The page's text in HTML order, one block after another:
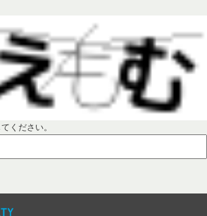
ください。